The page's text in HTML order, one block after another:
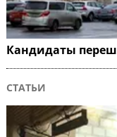
Кандидаты
СТАТЬИ